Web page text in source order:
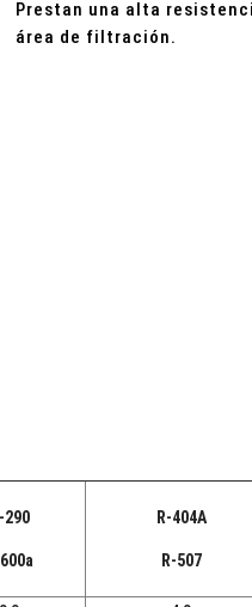
Prestan una alta
área de filtración.
290 R-404A
R-507